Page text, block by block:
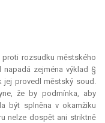
proti rozsudku městského
napadá zejména výklad §
jej provedl městský soud.
že by podmínka, aby
být splněna v okamžiku
nelze dospět ani striktně